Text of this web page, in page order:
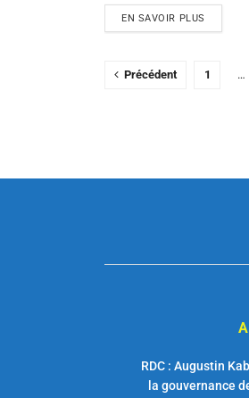
EN SAVOIR PLUS
Précédent 1 …
RDC : Augustin
la gouvernance